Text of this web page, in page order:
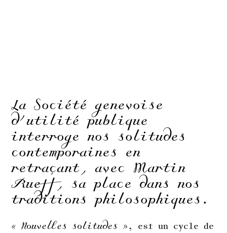
La Société genevoise
d’utilité publique
interroge nos solitudes
contemporaines en
retraçant, avec Martin
Rueff, sa place dans nos
traditions philosophiques.
« Nouvelles solitudes » , est un cycle de